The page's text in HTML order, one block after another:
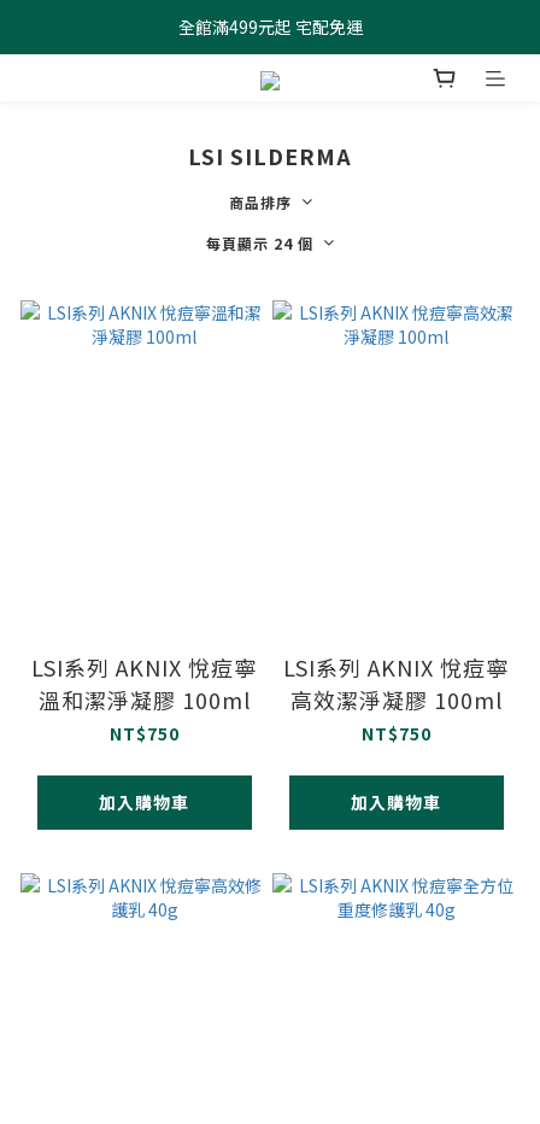
全館滿499元起 宅配免運
全館滿499元起 宅配免運
加入會員 $100元購物金現領現折
LSI SILDERMA
商品排序
每頁顯示 24 個
LSI系列 AKNIX 悅痘寧
溫和潔淨凝膠 100ml
NT$750
加入購物車
LSI系列 AKNIX 悅痘寧
高效潔淨凝膠 100ml
NT$750
加入購物車